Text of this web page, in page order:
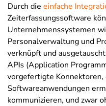
Durch die einfache
Zeiterfassungssoftware
Unternehmenssystemen
Personalverwaltung und
verknüpft und
APIs (Application
vorgefertigte Konnektoren,
Softwareanwendungen
kommunizieren, und zwar